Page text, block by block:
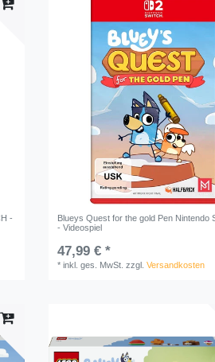
-
Blueys Quest for the gold Pen Nintendo
- Videospiel
47,99 € *
*inkl. ges. MwSt. zzgl.Versandkosten